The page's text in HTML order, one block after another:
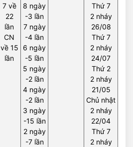
7 về
22
lần
CN
về 15
lần
8 ngày
-3 lần
7 ngày
-4 lần
6 ngày
-5 lần
5 ngày
-2 lần
4 ngày
-2 lần
3 ngày
-15 lần
2 ngày
-7 lần
Thứ 7
2 nháy
26/08
Thứ 7
2 nháy
24/07
Thứ 2
2 nháy
21/05
Chủ nhật
2 nháy
22/04
Thứ 7
2 nháy